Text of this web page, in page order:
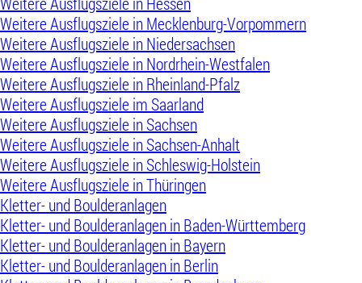
Weitere Ausflugsziele in Mecklenburg-Vorpommern
Weitere Ausflugsziele in Niedersachsen
Weitere Ausflugsziele in Nordrhein-Westfalen
Weitere Ausflugsziele in Rheinland-Pfalz
Weitere Ausflugsziele im Saarland
Weitere Ausflugsziele in Sachsen
Weitere Ausflugsziele in Sachsen-Anhalt
Weitere Ausflugsziele in Schleswig-Holstein
Weitere Ausflugsziele in Thüringen
Kletter- und Boulderanlagen
Kletter- und Boulderanlagen in Baden-Württemberg
Kletter- und Boulderanlagen in Bayern
Kletter- und Boulderanlagen in Berlin